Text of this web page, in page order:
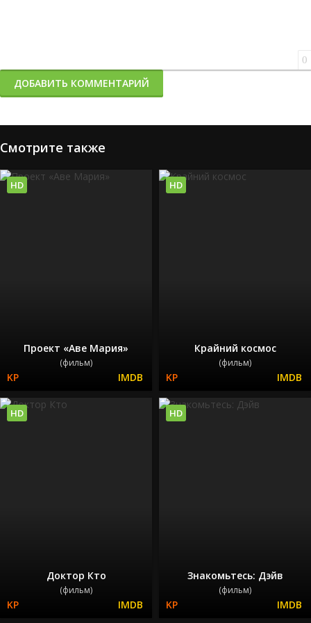
0
ДОБАВИТЬ КОММЕНТАРИЙ
Смотрите также
Проект «Аве Мария»
(фильм)
HD
Крайний космос
(фильм)
HD
Доктор Кто
(фильм)
HD
Знакомьтесь: Дэйв
(фильм)
HD